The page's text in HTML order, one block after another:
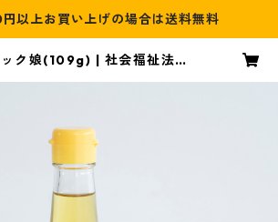
以上お買い上げの場合は送料無料
ク娘(109g) | 社会福祉法人